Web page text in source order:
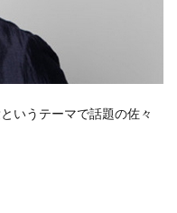
いうテーマで話題の佐々